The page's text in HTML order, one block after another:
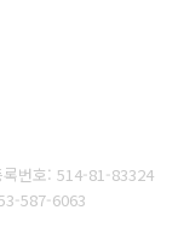
록번호: 514-81-83324
587-6063